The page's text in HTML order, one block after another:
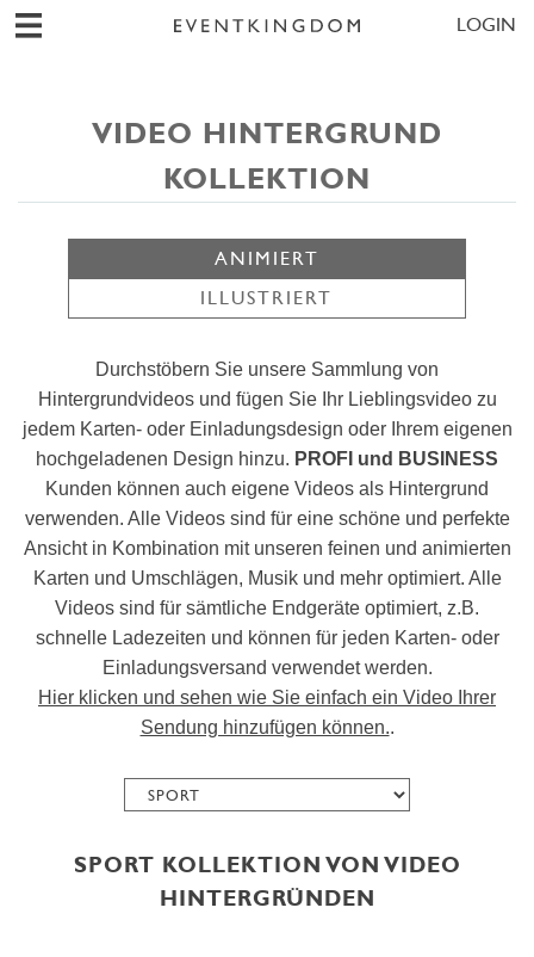
LOGIN
VIDEO HINTERGRUND
KOLLEKTION
ANIMIERT
ILLUSTRIERT
Durchstöbern Sie unsere Sammlung von
Hintergrundvideos und fügen Sie Ihr Lieblingsvideo zu
jedem Karten- oder Einladungsdesign oder Ihrem eigenen
hochgeladenen Design hinzu. PROFI und BUSINESS
Kunden können auch eigene Videos als Hintergrund
verwenden. Alle Videos sind für eine schöne und perfekte
Ansicht in Kombination mit unseren feinen und animierten
Karten und Umschlägen, Musik und mehr optimiert. Alle
Videos sind für sämtliche Endgeräte optimiert, z.B.
schnelle Ladezeiten und können für jeden Karten- oder
Einladungsversand verwendet werden.
Hier klicken und sehen wie Sie einfach ein Video Ihrer
Sendung hinzufügen können..
SPORT KOLLEKTION VON VIDEO
HINTERGRÜNDEN